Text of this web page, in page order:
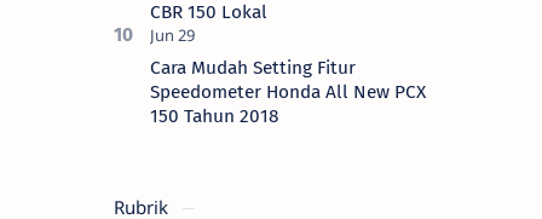
CBR 150 Lokal
Cara Mudah Setting Fitur
Speedometer Honda All New PCX
150 Tahun 2018
Rubrik